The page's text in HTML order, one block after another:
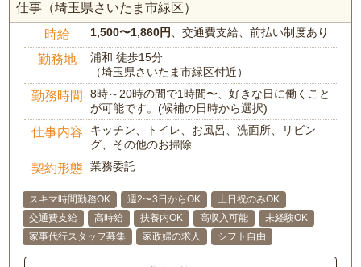
仕事（埼玉県さいたま市緑区）
時給 1,500〜1,860円 、交通費支給、前払い制度あり
勤務地
浦和 徒歩15分
（埼玉県さいたま市緑区付近）
勤務時間
8時～20時の間で1時間〜、好きな日に働くこと
が可能です。(候補の日時から選択)
仕事内容
キッチン、トイレ、お風呂、洗面所、リビン
グ、その他のお掃除
契約形態 業務委託
スキマ時間勤務OK 週2〜3日からOK
土日祝のみOK
交通費支給
高時給 扶養内OK 高収入可能
未経験OK
家事代行スタッフ募集
家政婦の求人 シフト自由